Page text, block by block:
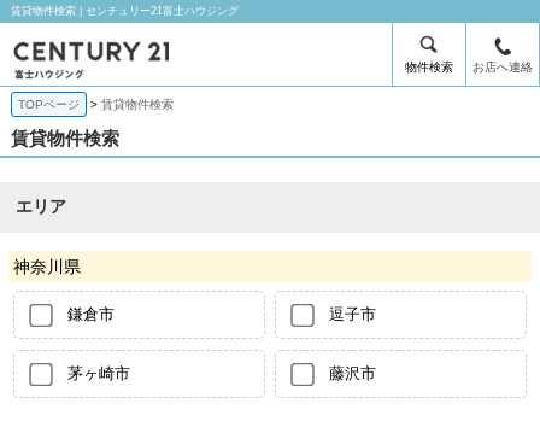
賃貸物件検索 | センチュリー21富士ハウジング
物件検索 お店へ連絡
TOPページ 賃貸物件検索
賃貸物件検索
エリア
神奈川県
鎌倉市 逗子市
茅ヶ崎市 藤沢市